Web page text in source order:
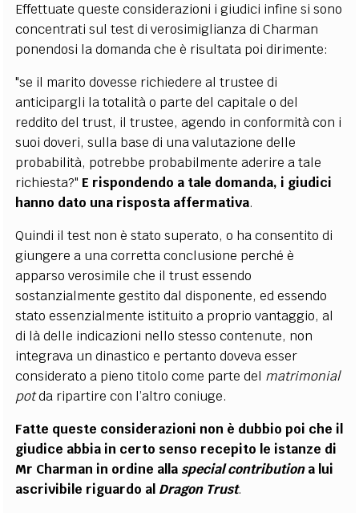
Effettuate queste considerazioni i giudici infine si sono
concentrati sul test di verosimiglianza di Charman
ponendosi la domanda che è risultata poi dirimente:
"se il marito dovesse richiedere al trustee di
anticipargli la totalità o parte del capitale o del
reddito del trust, il trustee, agendo in conformità con i
suoi doveri, sulla base di una valutazione delle
probabilità, potrebbe probabilmente aderire a tale
richiesta?" E rispondendo a tale domanda, i giudici
hanno dato una risposta affermativa.
Quindi il test non è stato superato, o ha consentito di
giungere a una corretta conclusione perché è
apparso verosimile che il trust essendo
sostanzialmente gestito dal disponente, ed essendo
stato essenzialmente istituito a proprio vantaggio, al
di là delle indicazioni nello stesso contenute, non
integrava un dinastico e pertanto doveva esser
considerato a pieno titolo come parte del matrimonial
potda ripartire con l’altro coniuge.
Fatte queste considerazioni non è dubbio poi che il
giudice abbia in certo senso recepito le istanze di
Mr Charman in ordine alla special contributiona lui
ascrivibile riguardo al Dragon Trust.